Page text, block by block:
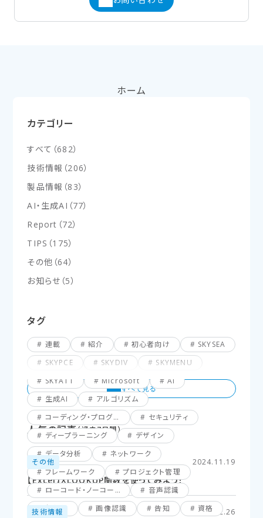
ホーム
カテゴリー
すべて （682）
技術情報 （206）
製品情報 （83）
AI・生成AI （77）
Report （72）
TIPS （175）
その他 （64）
お知らせ （5）
タグ
連載 紹介 初心者向け
SKYSEA
SKYPCE
SKYDIV
SKYMENU
SKYATT
Microsoft
AI
生成AI
アルゴリズム
コーディング・プログラミング
セキュリティ
ディープラーニング
デザイン
データ分析
ネットワーク
フレームワーク
プロジェクト管理
ローコード・ノーコード
音声認識
仮想化
画像認識 告知
資格
人気の記事（過去7日間）
その他 2024.11.19
【Excel】XLOOKUP関数を使ってみよう！
技術情報 2025.02.26